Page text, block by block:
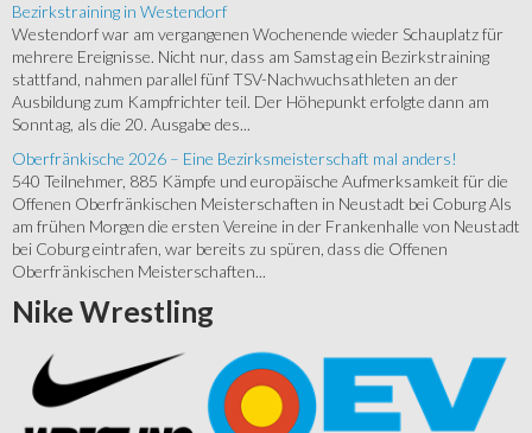
Bezirkstraining in Westendorf
Westendorf war am vergangenen Wochenende wieder Schauplatz für
mehrere Ereignisse. Nicht nur, dass am Samstag ein Bezirkstraining
stattfand, nahmen parallel fünf TSV-Nachwuchsathleten an der
Ausbildung zum Kampfrichter teil. Der Höhepunkt erfolgte dann am
Sonntag, als die 20. Ausgabe des...
Oberfränkische 2026 – Eine Bezirksmeisterschaft mal anders!
540 Teilnehmer, 885 Kämpfe und europäische Aufmerksamkeit für die
Offenen Oberfränkischen Meisterschaften in Neustadt bei Coburg Als
am frühen Morgen die ersten Vereine in der Frankenhalle von Neustadt
bei Coburg eintrafen, war bereits zu spüren, dass die Offenen
Oberfränkischen Meisterschaften...
Nike Wrestling